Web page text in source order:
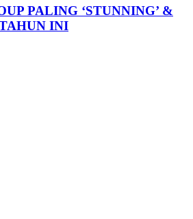
PALING ‘STUNNING’ &
INI